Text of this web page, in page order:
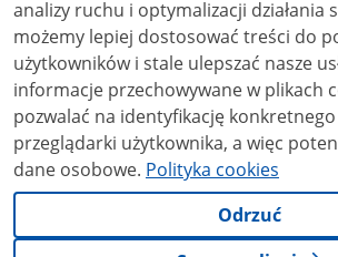
analizy ruchu i optymalizacji działania strony.
możemy lepiej dostosować treści do
użytkowników i stale ulepszać nasze usługi.
informacje przechowywane w plikach
pozwalać na identyfikację
przeglądarki użytkownika, a więc
dane osobowe. Polityka cookies
Odrzuć